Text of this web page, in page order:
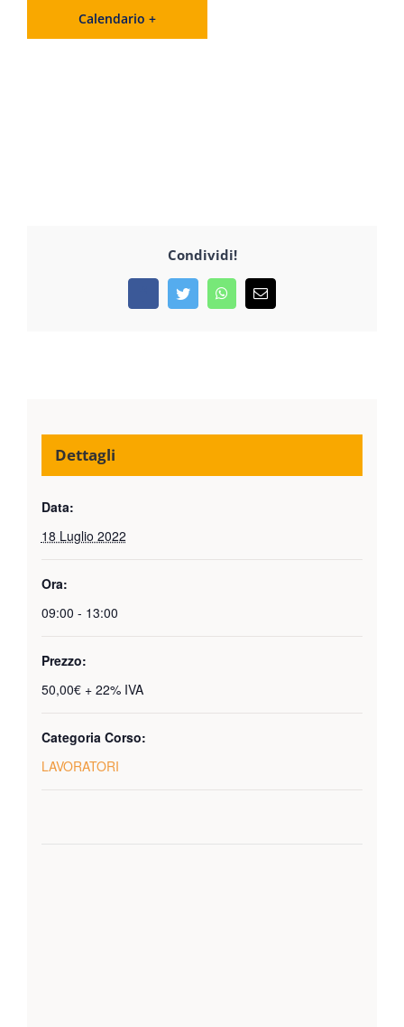
Calendario +
Condividi!
FacebookTwitterWhatsApp
Email
Dettagli
Data:
18 Luglio 2022
Ora:
09:00 - 13:00
Prezzo:
50,00€ + 22% IVA
Categoria Corso:
LAVORATORI